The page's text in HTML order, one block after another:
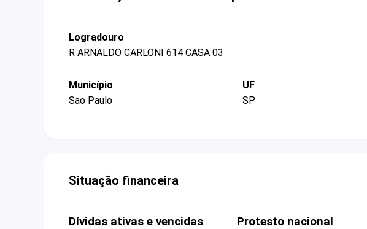
Logradouro
R ARNALDO CARLONI 614 CASA 03
Município
Sao Paulo
UF
SP
Situação financeira
Dívidas ativas e vencidas Protesto nacional